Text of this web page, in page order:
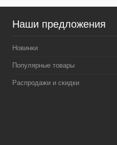
Наши предложения
Новинки
Популярные товары
Распродажи и скидки